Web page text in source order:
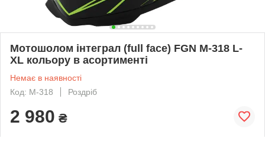
Мотошолом інтеграл (full face) FGN M-318 L-
XL кольору в асортименті
Немає в наявності
Код: M-318
Роздріб
2 980 ₴